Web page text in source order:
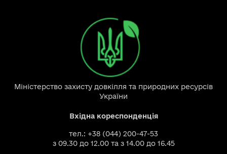
Міністерство захисту довкілля та природних ресурсів
України
Вхідна кореспонденція
тел.: +38 (044) 200-47-53
з 09.30 до 12.00 та з 14.00 до 16.45